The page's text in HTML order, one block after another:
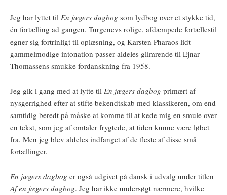
Jeg har lyttet til En jægers dagbog som lydbog over et stykke tid,
én fortælling ad gangen. Turgenevs rolige, afdæmpede fortællestil
egner sig fortrinligt til oplæsning, og Karsten Pharaos lidt
gammelmodige intonation passer aldeles glimrende til Ejnar
Thomassens smukke fordanskning fra 1958.
Jeg gik i gang med at lytte til En jægers dagbog primært af
nysgerrighed efter at stifte bekendtskab med klassikeren, om end
samtidig beredt på måske at komme til at kede mig en smule over
en tekst, som jeg af omtaler frygtede, at tiden kunne være løbet
fra. Men jeg blev aldeles indfanget af de fleste af disse små
fortællinger.
En jægers dagbog er også udgivet på dansk i udvalg under titlen
Af en jægers dagbog. Jeg har ikke undersøgt nærmere, hvilke